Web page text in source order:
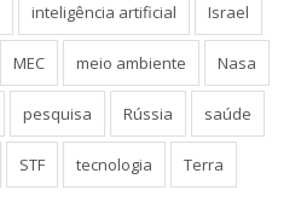
inteligência artificial Israel
MEC meio ambiente Nasa
pesquisa Rússia saúde
STF tecnologia Terra